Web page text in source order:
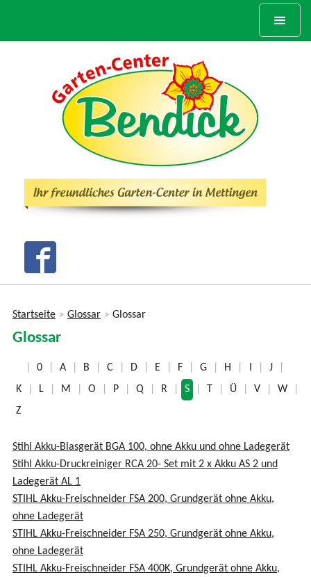
Sie
sind
hier
Startseite > Glossar > Glossar
Glossar
0 A B C D E F G H I J
K
L M O P Q R S T Ü V W
Z
Stihl Akku-Blasgerät BGA 100, ohne Akku und ohne Ladegerät
Stihl Akku-Druckreiniger RCA 20- Set mit 2 x Akku AS 2 und
Ladegerät AL 1
STIHL Akku-Freischneider FSA 200, Grundgerät ohne Akku,
ohne Ladegerät
STIHL Akku-Freischneider FSA 250, Grundgerät ohne Akku,
ohne Ladegerät
STIHL Akku-Freischneider FSA 400K, Grundgerät ohne Akku,